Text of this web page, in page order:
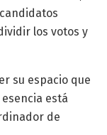
los votos y
su espacio que
está
de